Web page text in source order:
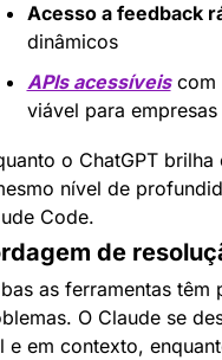
Acesso a feedback
dinâmicos
APIs acessíveis com
viável para
o ChatGPT
nível de
Code.
de
as ferramentas têm
O Claude se
e em contexto,